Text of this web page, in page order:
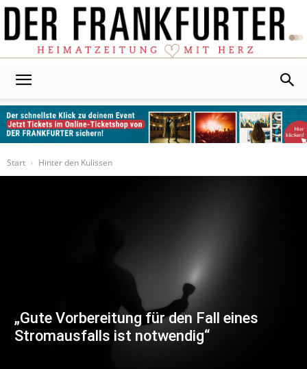
Start
Hinter den Kulissen
„Gute Vorbereitung für den Fall eines
Stromausfalls ist notwendig“